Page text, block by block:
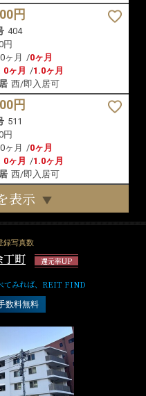
円
404
円
ヶ月 /0ヶ月
0ヶ月 /1.0ヶ月
西/即入居可
円
511
円
ヶ月 /0ヶ月
0ヶ月 /1.0ヶ月
西/即入居可
表示
録写真数
丁町 還元率UP
てみれば、REIT FIND
数料無料